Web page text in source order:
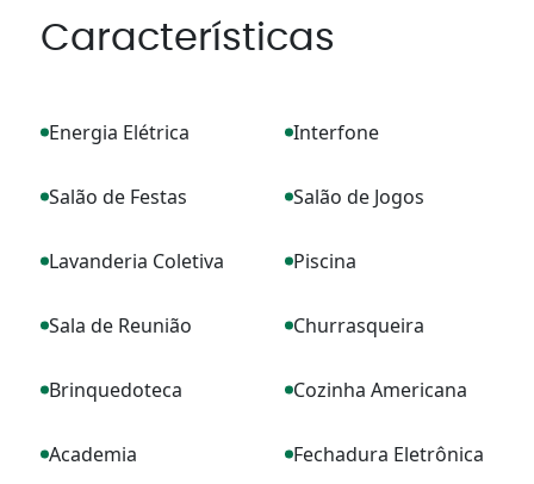
Características
Energia Elétrica Interfone
Salão de Festas Salão de Jogos
Lavanderia Coletiva Piscina
Sala de Reunião Churrasqueira
Brinquedoteca Cozinha Americana
Academia Fechadura Eletrônica